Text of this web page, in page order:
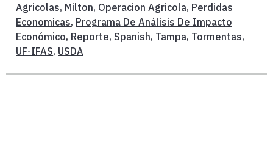
Agricolas, Milton, Operacion Agricola, Perdidas
Economicas, Programa De Análisis De Impacto
Económico, Reporte, Spanish, Tampa, Tormentas,
UF-IFAS, USDA